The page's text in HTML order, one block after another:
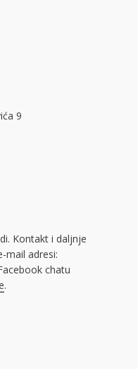
9
Kontakt i daljnje
mail adresi:
chatu
.